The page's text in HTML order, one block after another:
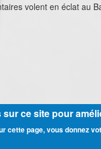
volent en éclat au
Ⓒ CGT
ce site pour
cette page, vous donnez